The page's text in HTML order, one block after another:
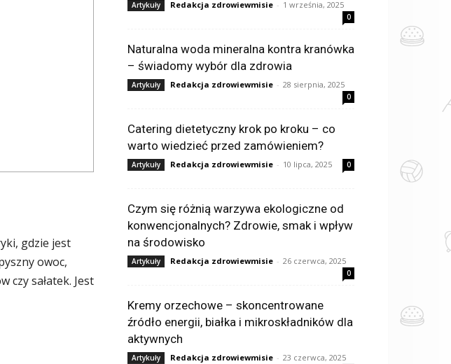
gdzie jest
owoc,
czy sałatek. Jest
Artykuły Redakcja zdrowiewmisie - 1 września, 2025
0
Naturalna woda mineralna kontra kranówka
– świadomy wybór dla zdrowia
Artykuły Redakcja zdrowiewmisie - 28 sierpnia, 2025
0
Catering dietetyczny krok po kroku – co
warto wiedzieć przed zamówieniem?
Artykuły Redakcja zdrowiewmisie - 10 lipca, 2025 0
Czym się różnią warzywa ekologiczne od
konwencjonalnych? Zdrowie, smak i wpływ
na środowisko
Artykuły Redakcja zdrowiewmisie - 26 czerwca, 2025
0
Kremy orzechowe – skoncentrowane
źródło energii, białka i mikroskładników dla
aktywnych
Artykuły Redakcja zdrowiewmisie - 23 czerwca, 2025